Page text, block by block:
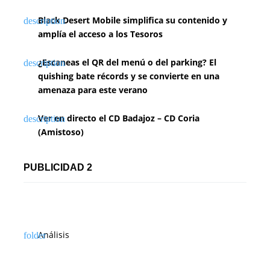
Black Desert Mobile simplifica su contenido y
amplía el acceso a los Tesoros
¿Escaneas el QR del menú o del parking? El
quishing bate récords y se convierte en una
amenaza para este verano
Ver en directo el CD Badajoz – CD Coria
(Amistoso)
PUBLICIDAD 2
Análisis